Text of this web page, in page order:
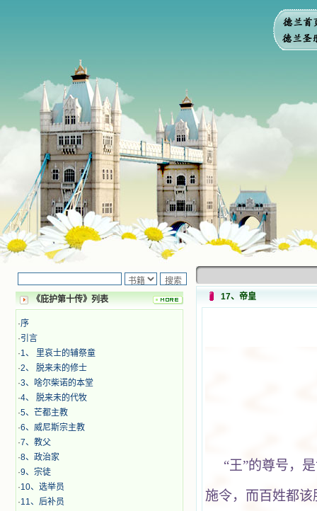
《庇护第十传》列表
·序
·引言
·1、 里哀士的辅祭童
·2、 脱来未的修士
·3、啥尔柴诺的本堂
·4、 脱来未的代牧
·5、芒都主教
·6、威尼斯宗主教
·7、教父
·8、政治家
·9、宗徒
·10、选举员
·11、后补员
17、帝皇
“王”的尊号，
施令，而百姓都